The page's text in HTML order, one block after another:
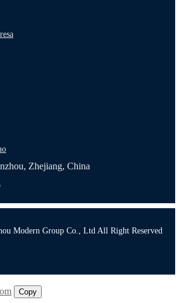
Zhejiang, China
Modern Group Co., Ltd All Right Reserved
Copy